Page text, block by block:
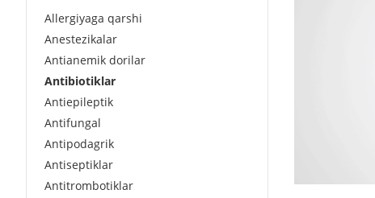
Allergiyaga qarshi
Anestezikalar
Antianemik dorilar
Antibiotiklar
Antiepileptik
Antifungal
Antipodagrik
Antiseptiklar
Antitrombotiklar